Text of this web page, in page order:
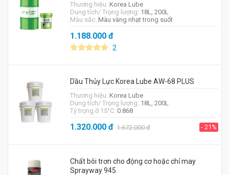
Thương hiệu: Korea Lube
Dung tích/ Trọng lượng: 18L, 200L
Màu sắc: Màu vàng nhạt trong suốt
1.188.000đ
2
Dầu Thủy Lực Korea Lube AW-68 PLUS
Thương hiệu: Korea Lube
Dung tích/ Trọng lượng: 18L, 200L
Tỷ trọng ở 15°C: 0.868
1.320.000đ 1.672.000đ - 21%
Chất bôi trơn cho động cơ hoặc chỉ may
Sprayway 945